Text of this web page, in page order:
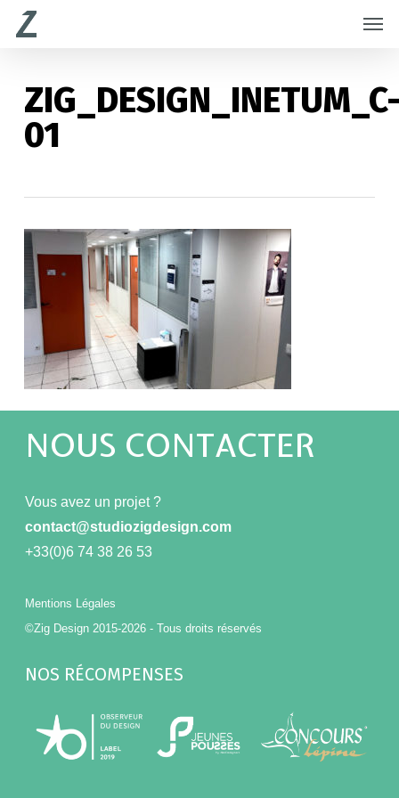
Skip
content
01
NOUS CONTACTER
Vous avez un projet ?
contact@studiozigdesign.com
+33(0)6 74 38 26 53
Mentions Légales
©Zig Design 2015-2026 - Tous droits réservés
NOS RÉCOMPENSES